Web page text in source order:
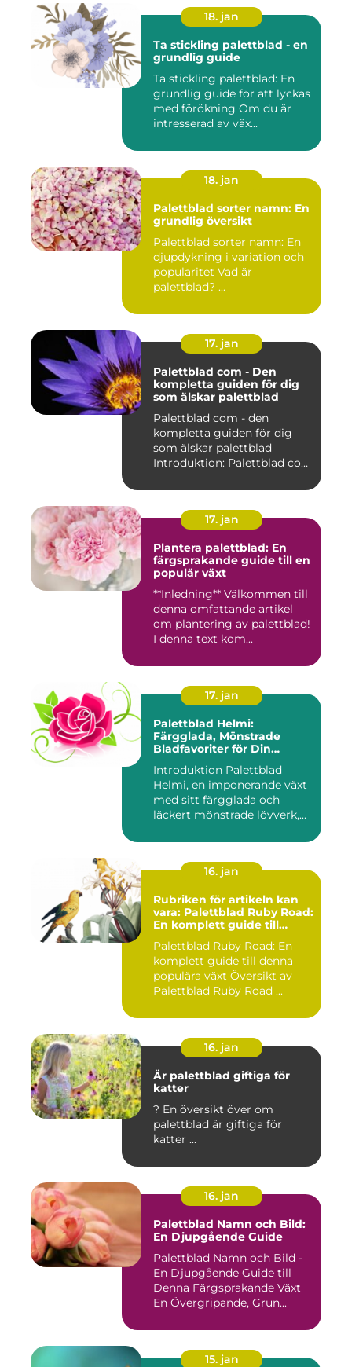
18. jan
Ta stickling palettblad - en
grundlig guide
Ta stickling palettblad: En
grundlig guide för att lyckas
med förökning Om du är
intresserad av väx...
18. jan
Palettblad sorter namn: En
grundlig översikt
Palettblad sorter namn: En
djupdykning i variation och
popularitet Vad är
palettblad? ...
17. jan
Palettblad com - Den
kompletta guiden för dig
som älskar palettblad
Palettblad com - den
kompletta guiden för dig
som älskar palettblad
Introduktion: Palettblad com
17. jan
Plantera palettblad: En
färgsprakande guide till en
populär växt
**Inledning** Välkommen till
denna omfattande artikel
om plantering av palettblad!
I denna text kom...
17. jan
Palettblad Helmi:
Färgglada, Mönstrade
Bladfavoriter för Din
Introduktion Palettblad
Helmi, en imponerande växt
med sitt färgglada och
läckert mönstrade lövverk,...
16. jan
Rubriken för artikeln kan
vara: Palettblad Ruby Road:
En komplett guide till
Palettblad Ruby Road: En
komplett guide till denna
populära växt Översikt av
Palettblad Ruby Road ...
16. jan
Är palettblad giftiga för
katter
? En översikt över om
palettblad är giftiga för
katter ...
16. jan
Palettblad Namn och Bild:
En Djupgående Guide
Palettblad Namn och Bild -
En Djupgående Guide till
Denna Färgsprakande Växt
En Övergripande, Grun...
15. jan